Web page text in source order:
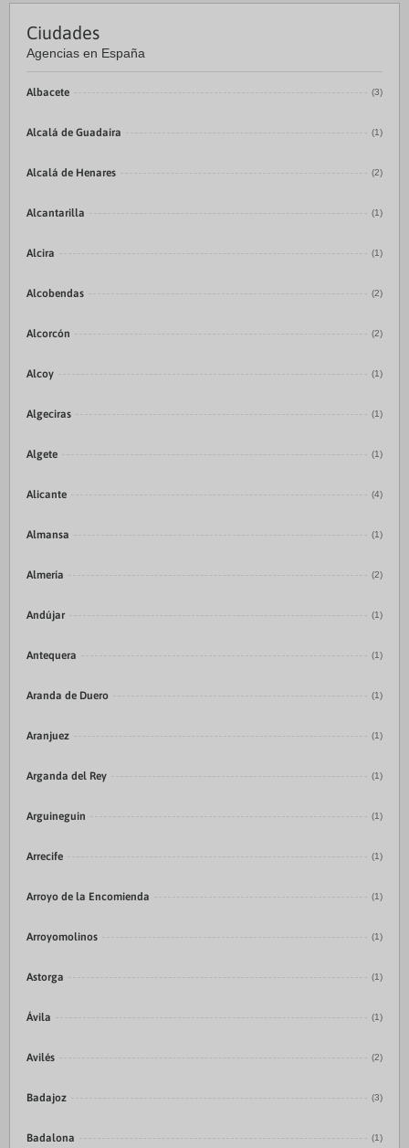
Ciudades
Agencias en España
Albacete (3)
Alcalá de Guadaíra (1)
Alcalá de Henares (2)
Alcantarilla (1)
Alcira (1)
Alcobendas (2)
Alcorcón (2)
Alcoy (1)
Algeciras (1)
Algete (1)
Alicante (4)
Almansa (1)
Almería (2)
Andújar (1)
Antequera (1)
Aranda de Duero (1)
Aranjuez (1)
Arganda del Rey (1)
Arguineguin (1)
Arrecife (1)
Arroyo de la Encomienda (1)
Arroyomolinos (1)
Astorga (1)
Ávila (1)
Avilés (2)
Badajoz (3)
Badalona (1)